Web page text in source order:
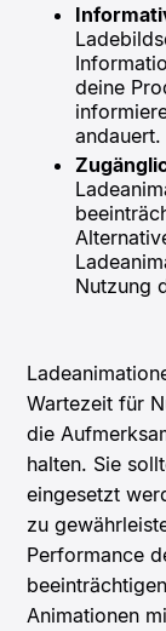
deine
andauert.
Nutzung
Wartezeit für
die
halten. Sie
eingesetzt
zu
Performance
Animationen